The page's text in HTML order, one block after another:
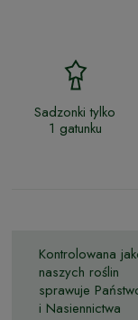
Sadzonki tylko
1 gatunku
Kontrolowana
naszych roślin
sprawuje
i Nasiennictwa